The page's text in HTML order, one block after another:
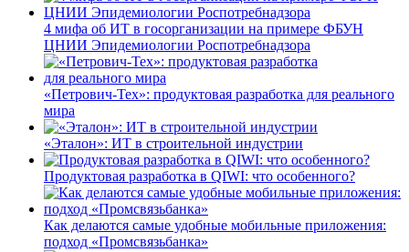
4 мифа об ИТ в госорганизации на примере ФБУН
ЦНИИ Эпидемиологии Роспотребнадзора
«Петрович-Тех»: продуктовая разработка для реального
мира
«Эталон»: ИТ в строительной индустрии
Продуктовая разработка в QIWI: что особенного?
Как делаются самые удобные мобильные приложения:
подход «Промсвязьбанка»